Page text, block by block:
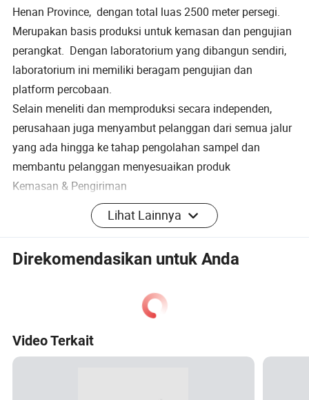
Henan Province, dengan total luas 2500 meter persegi.
Merupakan basis produksi untuk kemasan dan pengujian
perangkat. Dengan laboratorium yang dibangun sendiri,
laboratorium ini memiliki beragam pengujian dan
platform percobaan.
Selain meneliti dan memproduksi secara independen,
perusahaan juga menyambut pelanggan dari semua jalur
yang ada hingga ke tahap pengolahan sampel dan
membantu pelanggan menyesuaikan produk
Kemasan & Pengiriman
pelanggan berbagai penelitian dan pengembangan yang
dapat disesuaikan bagi kinerja chip IGBT, kemasan yang
dapat disesuaikan bagi modul IGBT, dukungan teknis,
dan konsultasi untuk karakteristik aplikasi IGBT dan
Lihat Lainnya
Direkomendasikan untuk Anda
Video Terkait